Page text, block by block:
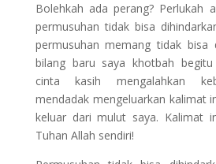
Bolehkah ada perang? Perlukah
permusuhan tidak bisa
permusuhan memang tidak bisa
bilang baru saya khotbah
cinta kasih mengalahkan
mendadak mengeluarkan kalimat
keluar dari mulut saya. Kalimat
Tuhan Allah sendiri!